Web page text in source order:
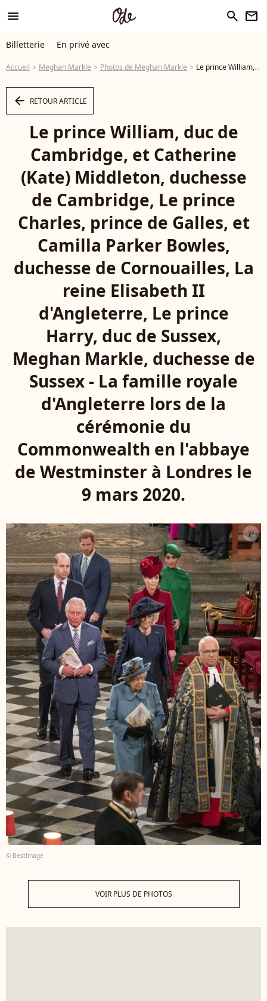
menu search newsletter
Billetterie En privé avec
Accueil Meghan Markle Photos de Meghan Markle Le prince William, duc de Cambridge, et Catherine (Kate) Middleton, duchesse de Cambridge, Le prince Charles, prince de Galles, et Camilla Parker Bowles, duchesse de Cornouailles, La reine Elisabeth II d'Angleterre, Le prince Harry, duc de Sussex, Meghan Markle, duchesse de Sussex - La famille royale d'Angleterre lors de la cérémonie du Commonwealth en l'abbaye de Westminster à Londres le 9 mars 2020. - Photo
arrow_left RETOUR ARTICLE
Le prince William, duc de
Cambridge, et Catherine
(Kate) Middleton, duchesse
de Cambridge, Le prince
Charles, prince de Galles, et
Camilla Parker Bowles,
duchesse de Cornouailles, La
reine Elisabeth II
d'Angleterre, Le prince
Harry, duc de Sussex,
Meghan Markle, duchesse de
Sussex - La famille royale
d'Angleterre lors de la
cérémonie du
Commonwealth en l'abbaye
de Westminster à Londres le
9 mars 2020.
© BestImage
VOIR PLUS DE PHOTOS